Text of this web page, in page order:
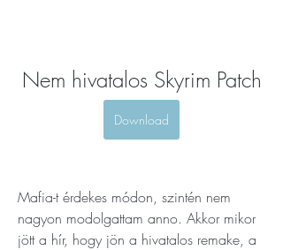
Nem hivatalos Skyrim Patch
Download
Mafia-t érdekes módon, szintén nem
nagyon modolgattam anno. Akkor mikor
jött a hír, hogy jön a hivatalos remake, a